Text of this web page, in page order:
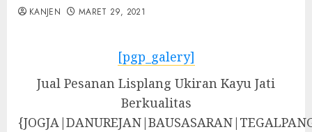
KANJEN MARET 29, 2021
[pgp_galery]
Jual Pesanan Lisplang Ukiran Kayu Jati
Berkualitas